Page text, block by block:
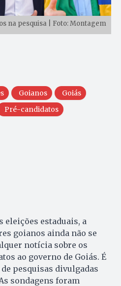
na pesquisa | Foto: Montagem
Goianos
Goiás
Pré-candidatos
eleições estaduais, a
goianos ainda não se
notícia sobre os
ao governo de Goiás. É
pesquisas divulgadas
sondagens foram